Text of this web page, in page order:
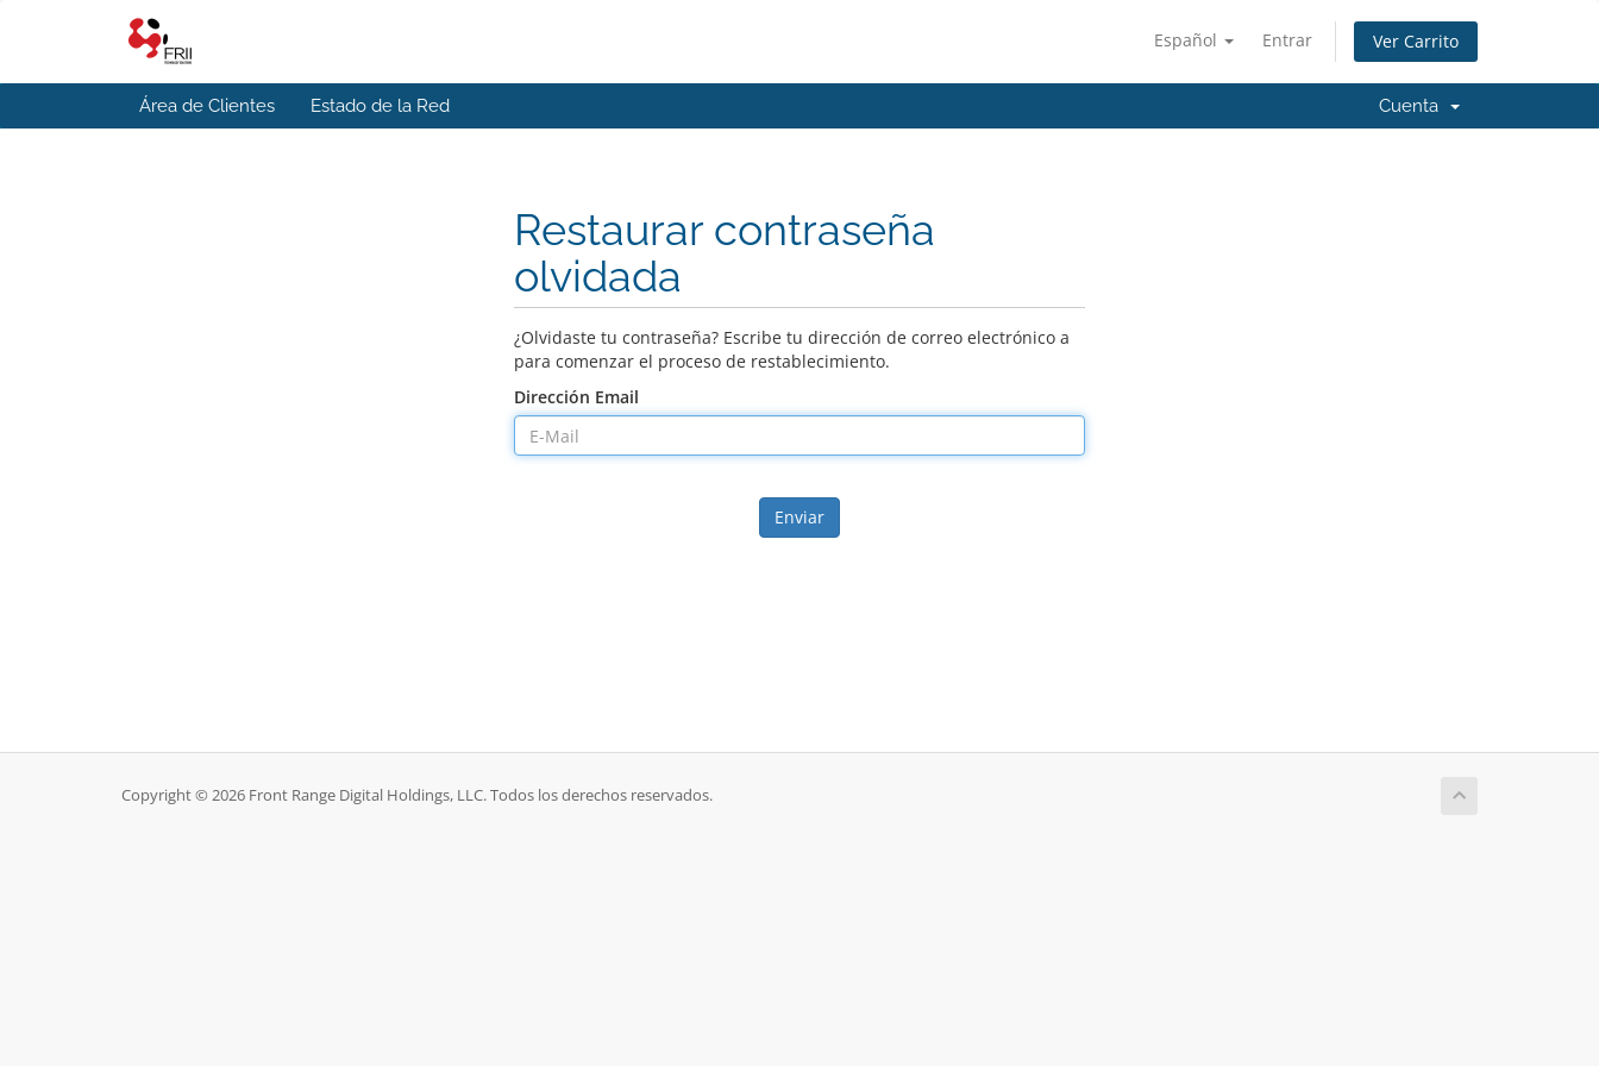
Español Entrar Ver Carrito
Área de Clientes Estado de la Red Cuenta
Restaurar contraseña
olvidada
¿Olvidaste tu contraseña? Escribe tu dirección de correo electrónico a
para comenzar el proceso de restablecimiento.
Dirección Email
Enviar
Copyright © 2026 Front Range Digital Holdings, LLC. Todos los derechos reservados.